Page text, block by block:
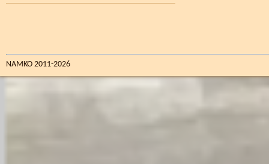
NAMKO 2011-2026